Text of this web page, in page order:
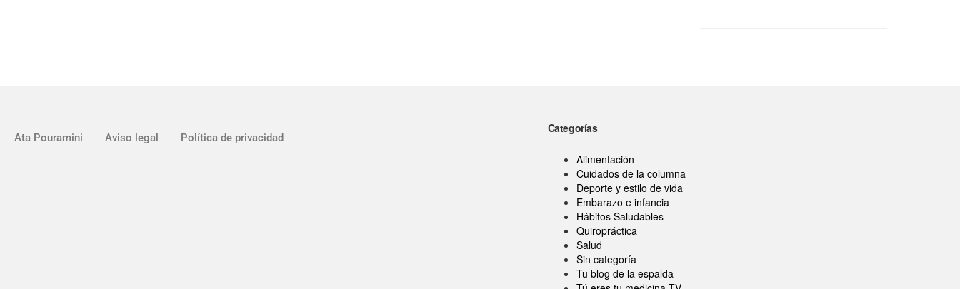
Ata Pouramini Aviso legal Política de privacidad
Categorías
Alimentación
Cuidados de la columna
Deporte y estilo de vida
Embarazo e infancia
Hábitos Saludables
Quiropráctica
Salud
Sin categoría
Tu blog de la espalda